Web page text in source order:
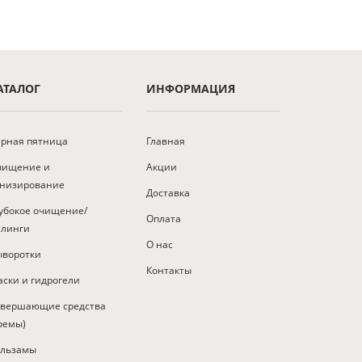
пятница
и
очищение/
и гидрогели
средства
ИНФОРМАЦИЯ
Главная
Акции
Доставка
Оплата
О нас
Контакты